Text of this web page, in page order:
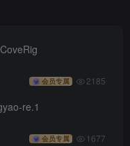
会员专属 2185
re.1
会员专属 1677